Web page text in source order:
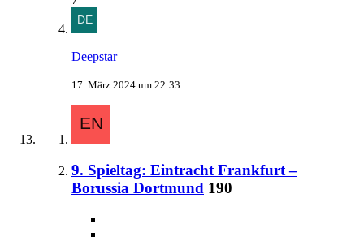
Deepstar
17. März 2024 um 22:33
9. Spieltag: Eintracht Frankfurt –
Borussia Dortmund 190